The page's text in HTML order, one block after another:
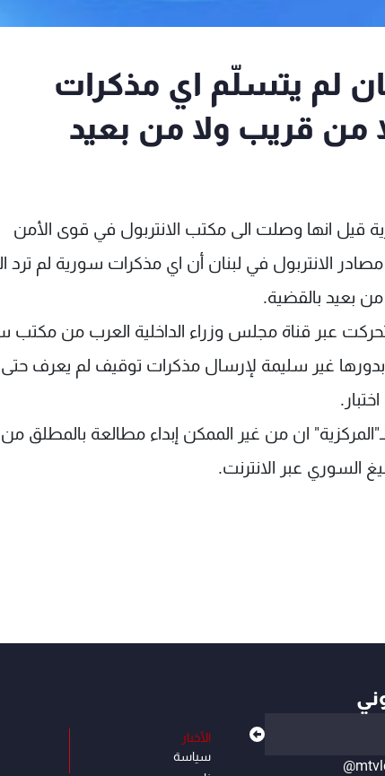
لم يتسلّم اي مذكرات
من قريب ولا من بعيد
قيل انها وصلت الى مكتب الانتربول في قوى الأمن
مصادر الانتربول في لبنان أن اي مذكرات سورية لم ترد
بعيد بالقضية.
عبر قناة مجلس وزراء الداخلية العرب من مكتب
غير سليمة لإرسال مذكرات توقيف لم يعرف حتى
ان من غير الممكن إبداء مطالعة بالمطلق من
السوري عبر الانترنت.
الأخبار
سياسة